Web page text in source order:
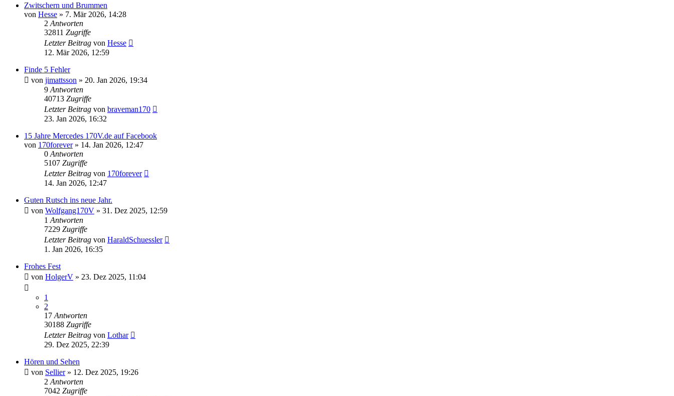
Zwitschern und Brummen
von Hesse » 7. Mär 2026, 14:28
2 Antworten
32811 Zugriffe
Letzter Beitrag von Hesse
12. Mär 2026, 12:59
Finde 5 Fehler
von jimattsson » 20. Jan 2026, 19:34
9 Antworten
40713 Zugriffe
Letzter Beitrag von braveman170
23. Jan 2026, 16:32
15 Jahre Mercedes 170V.de auf Facebook
von 170forever» 14. Jan 2026, 12:47
0 Antworten
5107 Zugriffe
Letzter Beitrag von 170forever
14. Jan 2026, 12:47
Guten Rutsch ins neue Jahr.
von Wolfgang170V » 31. Dez 2025, 12:59
1 Antworten
7229 Zugriffe
Letzter Beitrag von HaraldSchuessler
1. Jan 2026, 16:35
Frohes Fest
von HolgerV » 23. Dez 2025, 11:04
1
2
17 Antworten
30188 Zugriffe
Letzter Beitrag von Lothar
29. Dez 2025, 22:39
Hören und Sehen
von Sellier» 12. Dez 2025, 19:26
2 Antworten
7042 Zugriffe